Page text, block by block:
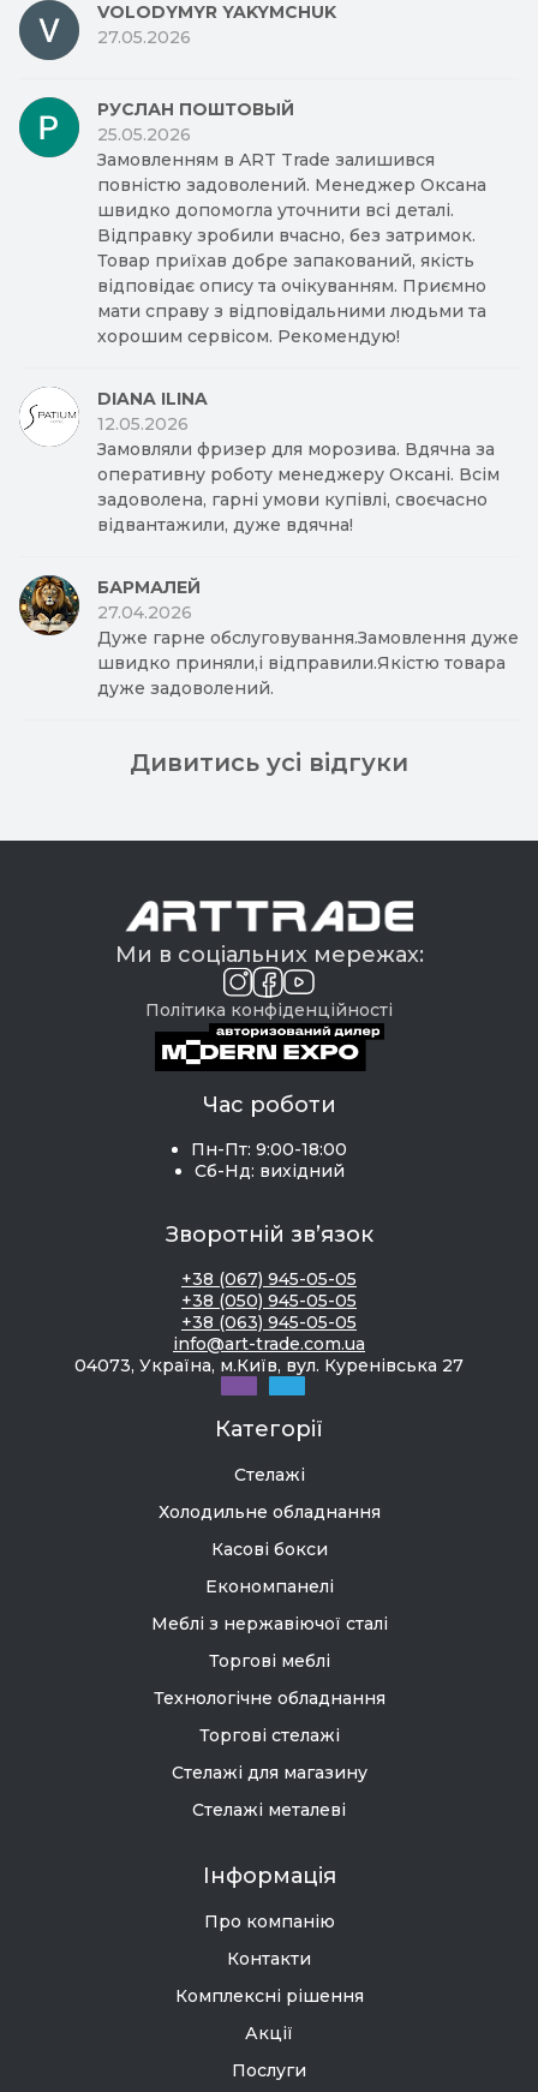
VOLODYMYR YAKYMCHUK
27.05.2026
РУСЛАН ПОШТОВЫЙ
25.05.2026
Замовленням в ART Trade залишився
повністю задоволений. Менеджер Оксана
швидко допомогла уточнити всі деталі.
Відправку зробили вчасно, без затримок.
Товар приїхав добре запакований, якість
відповідає опису та очікуванням. Приємно
мати справу з відповідальними людьми та
хорошим сервісом. Рекомендую!
DIANA ILINA
12.05.2026
Замовляли фризер для морозива. Вдячна за
оперативну роботу менеджеру Оксані. Всім
задоволена, гарні умови купівлі, своєчасно
відвантажили, дуже вдячна!
БАРМАЛЕЙ
27.04.2026
Дуже гарне обслуговування.Замовлення дуже
швидко приняли,і відправили.Якістю товара
дуже задоволений.
Дивитись усі відгуки
Ми в соціальних мережах:
Політика конфіденційності
Час роботи
Пн-Пт: 9:00-18:00
Сб-Нд: вихідний
Зворотній зв’язок
+38 (067) 945-05-05
+38 (050) 945-05-05
+38 (063) 945-05-05
info@art-trade.com.ua
04073, Україна, м.Київ, вул. Куренівська 27
Категорії
Стелажі
Холодильне обладнання
Касові бокси
Економпанелі
Меблі з нержавіючої сталі
Торгові меблі
Технологічне обладнання
Торгові стелажі
Стелажі для магазину
Стелажі металеві
Інформація
Про компанію
Контакти
Комплексні рішення
Акції
Послуги